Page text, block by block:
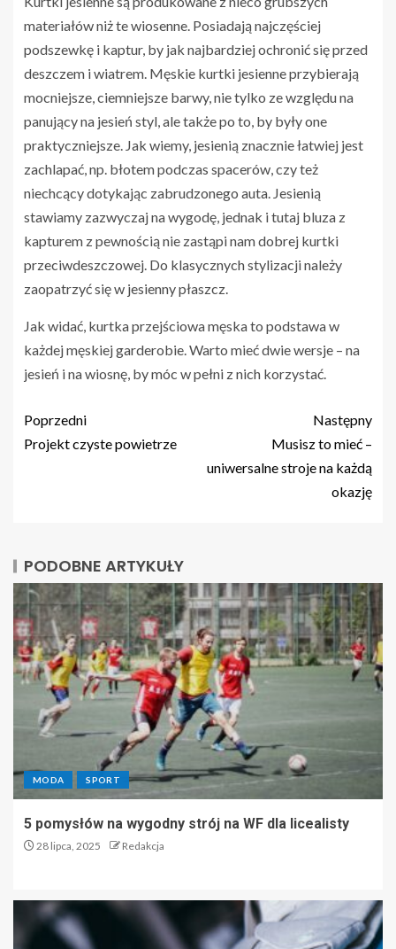
materiałów niż te wiosenne. Posiadają najczęściej
podszewkę i kaptur, by jak najbardziej ochronić się przed
deszczem i wiatrem. Męskie kurtki jesienne przybierają
mocniejsze, ciemniejsze barwy, nie tylko ze względu na
panujący na jesień styl, ale także po to, by były one
praktyczniejsze. Jak wiemy, jesienią znacznie łatwiej jest
zachlapać, np. błotem podczas spacerów, czy też
niechcący dotykając zabrudzonego auta. Jesienią
stawiamy zazwyczaj na wygodę, jednak i tutaj bluza z
kapturem z pewnością nie zastąpi nam dobrej kurtki
przeciwdeszczowej. Do klasycznych stylizacji należy
zaopatrzyć się w jesienny płaszcz.
Jak widać, kurtka przejściowa męska to podstawa w
każdej męskiej garderobie. Warto mieć dwie wersje – na
jesień i na wiosnę, by móc w pełni z nich korzystać.
Poprzedni
Projekt czyste powietrze
Następny
Musisz to mieć –
uniwersalne stroje na każdą
okazję
PODOBNE ARTYKUŁY
MODA SPORT
5 pomysłów na wygodny strój na WF dla licealisty
28 lipca, 2025 Redakcja